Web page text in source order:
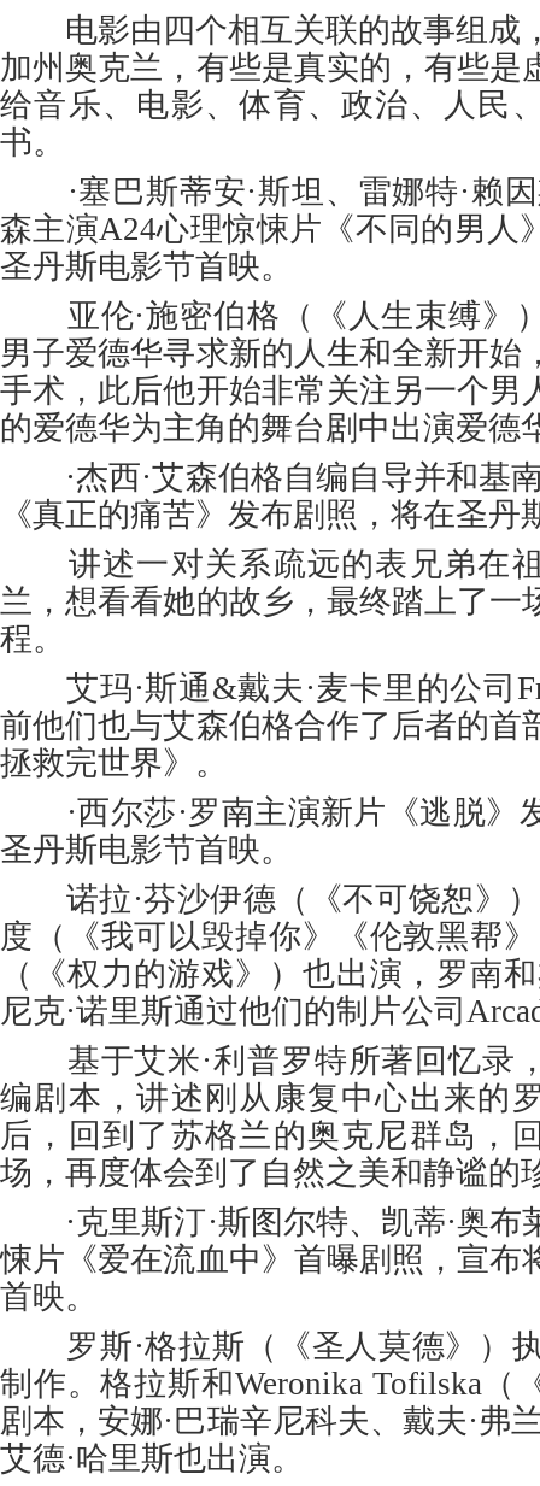
电影由四个相互关联的故事组成
加州奥克兰，有些是真实的，有些是
给音乐、电影、体育、政治、人民
书。
·塞巴斯蒂安·斯坦、雷娜特·赖因
森主演A24心理惊悚片《不同的男人
圣丹斯电影节首映。
亚伦·施密伯格（《人生束缚》
男子爱德华寻求新的人生和全新开始
手术，此后他开始非常关注另一个男
的爱德华为主角的舞台剧中出演爱德
·杰西·艾森伯格自编自导并和基
《真正的痛苦》发布剧照，将在圣丹
讲述一对关系疏远的表兄弟在
兰，想看看她的故乡，最终踏上了一
程。
艾玛·斯通&戴夫·麦卡里的公司
前他们也与艾森伯格合作了后者的首
拯救完世界》。
·西尔莎·罗南主演新片《逃脱》
圣丹斯电影节首映。
诺拉·芬沙伊德（《不可饶恕》）
度（《我可以毁掉你》《伦敦黑帮
（《权力的游戏》）也出演，罗南
尼克·诺里斯通过他们的制片公司
基于艾米·利普罗特所著回忆录
编剧本，讲述刚从康复中心出来的
后，回到了苏格兰的奥克尼群岛，
场，再度体会到了自然之美和静谧的
·克里斯汀·斯图尔特、凯蒂·奥布
悚片《爱在流血中》首曝剧照，宣布
首映。
罗斯·格拉斯（《圣人莫德》）
制作。格拉斯和Weronika Tofilska（
剧本，安娜·巴瑞辛尼科夫、戴夫·弗
艾德·哈里斯也出演。